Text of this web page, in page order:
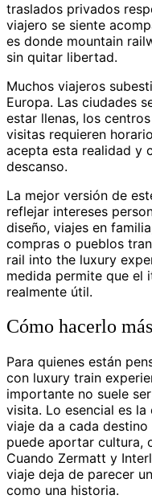
traslados privados
viajero se siente
es donde mountain
sin quitar libertad.
Muchos viajeros
Europa. Las ciudades
estar llenas, los
visitas requieren
acepta esta realidad y
descanso.
La mejor versión de
reflejar intereses
diseño, viajes en
compras o pueblos
rail into the luxury
medida permite que el
realmente útil.
Cómo hacerlo
Para quienes están
con luxury train
importante no suele
visita. Lo esencial es
viaje da a cada
puede aportar cultura,
Cuando Zermatt y
viaje deja de parecer
como una historia.